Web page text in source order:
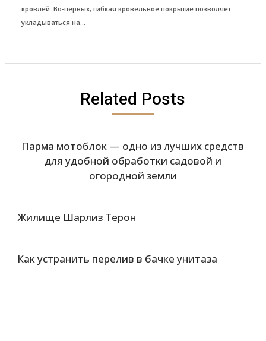
кровлей. Во-первых, гибкая кровельное покрытие позволяет
укладываться на...
Related Posts
Парма мотоблок — одно из лучших средств
для удобной обработки садовой и
огородной земли
Жилище Шарлиз Терон
Как устранить перелив в бачке унитаза